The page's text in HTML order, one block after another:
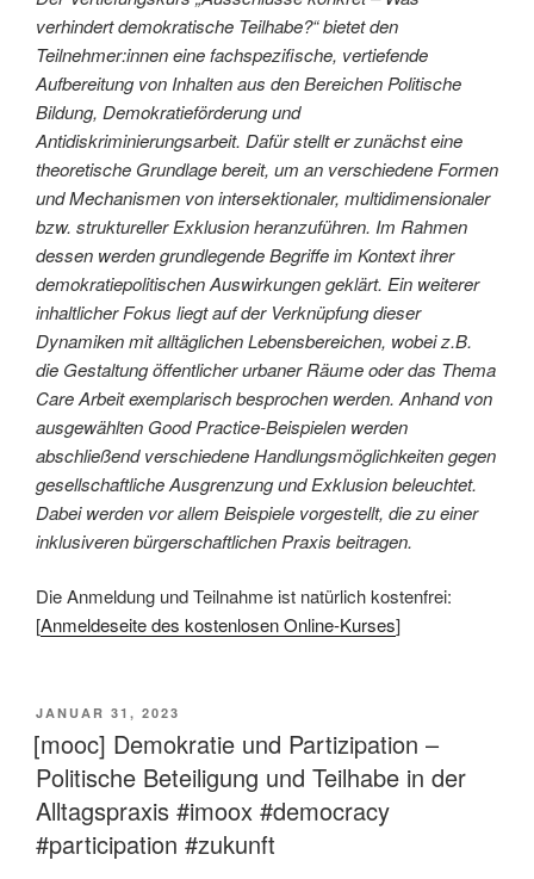
verhindert demokratische Teilhabe?“ bietet den
Teilnehmer:innen eine fachspezifische, vertiefende
Aufbereitung von Inhalten aus den Bereichen Politische
Bildung, Demokratieförderung und
Antidiskriminierungsarbeit. Dafür stellt er zunächst eine
theoretische Grundlage bereit, um an verschiedene Formen
und Mechanismen von intersektionaler, multidimensionaler
bzw. struktureller Exklusion heranzuführen. Im Rahmen
dessen werden grundlegende Begriffe im Kontext ihrer
demokratiepolitischen Auswirkungen geklärt. Ein weiterer
inhaltlicher Fokus liegt auf der Verknüpfung dieser
Dynamiken mit alltäglichen Lebensbereichen, wobei z.B.
die Gestaltung öffentlicher urbaner Räume oder das Thema
Care Arbeit exemplarisch besprochen werden. Anhand von
ausgewählten Good Practice-Beispielen werden
abschließend verschiedene Handlungsmöglichkeiten gegen
gesellschaftliche Ausgrenzung und Exklusion beleuchtet.
Dabei werden vor allem Beispiele vorgestellt, die zu einer
inklusiveren bürgerschaftlichen Praxis beitragen.
Die Anmeldung und Teilnahme ist natürlich kostenfrei:
[Anmeldeseite des kostenlosen Online-Kurses]
VERÖFFENTLICHT
AM
JANUAR 31, 2023
[mooc] Demokratie und Partizipation –
Politische Beteiligung und Teilhabe in der
Alltagspraxis #imoox #democracy
#participation #zukunft